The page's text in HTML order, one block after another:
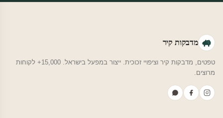
מדבקות קיר
טפטים, מדבקות קיר וציפויי זכוכית. ייצור במפעל בישראל. 15,000+ לקוחות
מרוצים.